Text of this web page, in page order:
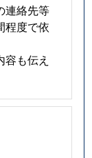
連絡先等
程度で依
も伝え